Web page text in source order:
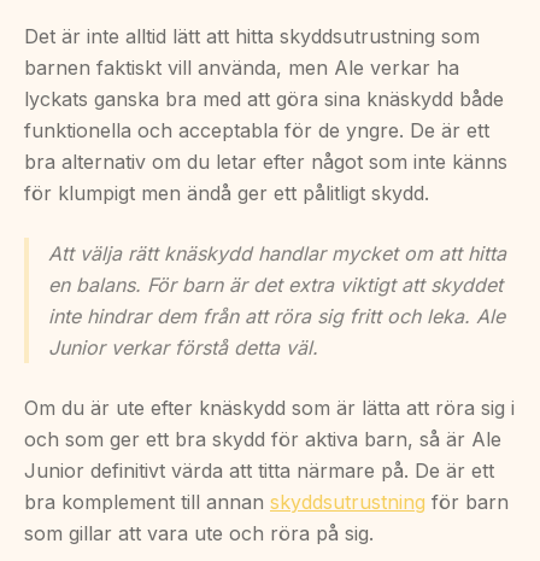
Det är inte alltid lätt att hitta skyddsutrustning som
barnen faktiskt vill använda, men Ale verkar ha
lyckats ganska bra med att göra sina knäskydd både
funktionella och acceptabla för de yngre. De är ett
bra alternativ om du letar efter något som inte känns
för klumpigt men ändå ger ett pålitligt skydd.
Att välja rätt knäskydd handlar mycket om att hitta
en balans. För barn är det extra viktigt att skyddet
inte hindrar dem från att röra sig fritt och leka. Ale
Junior verkar förstå detta väl.
Om du är ute efter knäskydd som är lätta att röra sig i
och som ger ett bra skydd för aktiva barn, så är Ale
Junior definitivt värda att titta närmare på. De är ett
bra komplement till annan skyddsutrustning för barn
som gillar att vara ute och röra på sig.